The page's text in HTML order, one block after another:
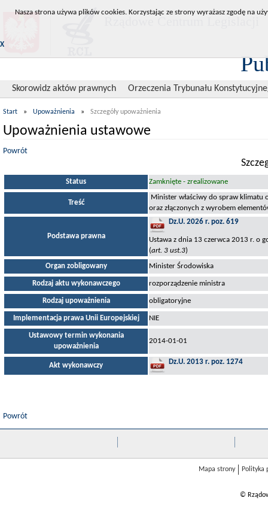
Skorowidz aktów prawnych Orzeczenia Trybunału
Start » Upoważnienia » Szczegóły upoważnienia
Upoważnienia ustawowe
Powrót
Status Zamknięte - zrealizowane
Treść
Minister właściwy do spraw klimatu
oraz złączonych z wyrobem
Podstawa prawna
Dz.U. 2026 r. poz. 619
Ustawa z dnia 13 czerwca 2013 r. o
(art. 3 ust.3)
Organ zobligowany
Minister Środowiska
Rodzaj aktu wykonawczego rozporządzenie ministra
Rodzaj upoważnienia obligatoryjne
Implementacja prawa Unii Europejskiej NIE
Ustawowy termin wykonania
upoważnienia
2014-01-01
Akt wykonawczy Dz.U. 2013 r. poz. 1274
Powrót
Mapa strony Polityka
©
Nasza strona używa plików cookies. Korzystając ze strony wyrażasz zgodę na
X